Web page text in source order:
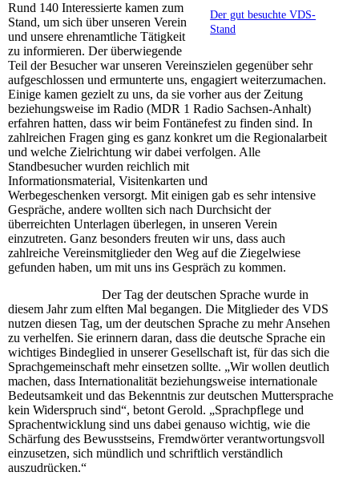
Der gut besuchte VDS-
Stand
Rund 140 Interessierte kamen zum
Stand, um sich über unseren Verein
und unsere ehrenamtliche Tätigkeit
zu informieren. Der überwiegende
Teil der Besucher war unseren Vereinszielen gegenüber sehr
aufgeschlossen und ermunterte uns, engagiert weiterzumachen.
Einige kamen gezielt zu uns, da sie vorher aus der Zeitung
beziehungsweise im Radio (MDR 1 Radio Sachsen-Anhalt)
erfahren hatten, dass wir beim Fontänefest zu finden sind. In
zahlreichen Fragen ging es ganz konkret um die Regionalarbeit
und welche Zielrichtung wir dabei verfolgen. Alle
Standbesucher wurden reichlich mit
Informationsmaterial, Visitenkarten und
Werbegeschenken versorgt. Mit einigen gab es sehr intensive
Gespräche, andere wollten sich nach Durchsicht der
überreichten Unterlagen überlegen, in unseren Verein
einzutreten. Ganz besonders freuten wir uns, dass auch
zahlreiche Vereinsmitglieder den Weg auf die Ziegelwiese
gefunden haben, um mit uns ins Gespräch zu kommen.
Der Tag der deutschen Sprache wurde in
diesem Jahr zum elften Mal begangen. Die Mitglieder des VDS
nutzen diesen Tag, um der deutschen Sprache zu mehr Ansehen
zu verhelfen. Sie erinnern daran, dass die deutsche Sprache ein
wichtiges Bindeglied in unserer Gesellschaft ist, für das sich die
Sprachgemeinschaft mehr einsetzen sollte. „Wir wollen deutlich
machen, dass Internationalität beziehungsweise internationale
Bedeutsamkeit und das Bekenntnis zur deutschen Muttersprache
kein Widerspruch sind“, betont Gerold. „Sprachpflege und
Sprachentwicklung sind uns dabei genauso wichtig, wie die
Schärfung des Bewusstseins, Fremdwörter verantwortungsvoll
einzusetzen, sich mündlich und schriftlich verständlich
auszudrücken.“